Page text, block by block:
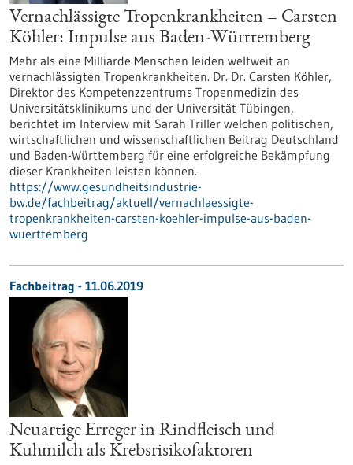
Vernachlässigte Tropenkrankheiten – Carsten
Köhler: Impulse aus Baden-Württemberg
Mehr als eine Milliarde Menschen leiden weltweit an
vernachlässigten Tropenkrankheiten. Dr. Dr. Carsten Köhler,
Direktor des Kompetenzzentrums Tropenmedizin des
Universitätsklinikums und der Universität Tübingen,
berichtet im Interview mit Sarah Triller welchen politischen,
wirtschaftlichen und wissenschaftlichen Beitrag Deutschland
und Baden-Württemberg für eine erfolgreiche Bekämpfung
dieser Krankheiten leisten können.
https://www.gesundheitsindustrie-
bw.de/fachbeitrag/aktuell/vernachlaessigte-
tropenkrankheiten-carsten-koehler-impulse-aus-baden-
wuerttemberg
Fachbeitrag - 11.06.2019
Neuartige Erreger in Rindfleisch und
Kuhmilch als Krebsrisikofaktoren